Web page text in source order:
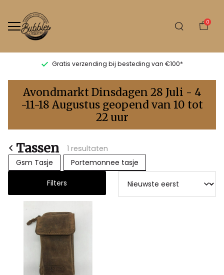
0
Gratis verzending bij besteding van €100*
Tassen
Bubbles
Sluis
Avondmarkt Dinsdagen 28 Juli - 4
-11-18 Augustus geopend van 10 tot
22 uur
Tassen
1 resultaten
Gsm Tasje
Portemonnee tasje
Filters